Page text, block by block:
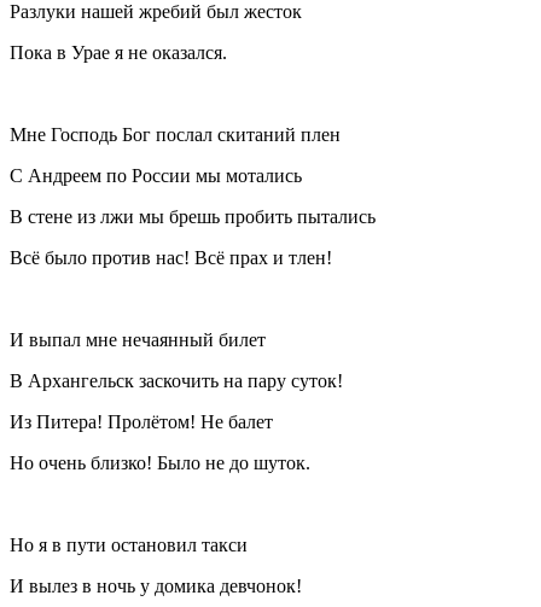
Разлуки нашей жребий был жесток
Пока в Урае я не оказался.
Мне Господь Бог послал скитаний плен
С Андреем по России мы мотались
В стене из лжи мы брешь пробить пытались
Всё было против нас! Всё прах и тлен!
И выпал мне нечаянный билет
В Архангельск заскочить на пару суток!
Из Питера! Пролётом! Не балет
Но очень близко! Было не до шуток.
Но я в пути остановил такси
И вылез в ночь у домика девчонок!